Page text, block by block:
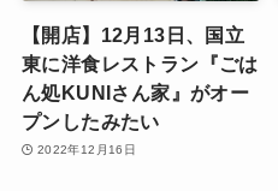
【開店】12月13日、国立
東に洋食レストラン『ごは
ん処KUNIさん家』がオー
プンしたみたい
2022年12月16日